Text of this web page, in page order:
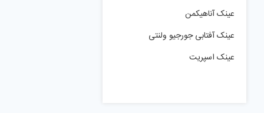
عینک آناهیکمن
عینک آفتابی جورجیو ولنتی
عینک اسپریت